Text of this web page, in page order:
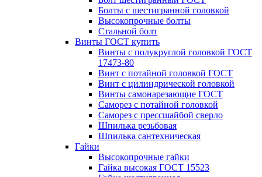
Болты с шестигранной головкой
Высокопрочные болты
Стальной болт
Винты ГОСТ купить
Винты с полукруглой головкой ГОСТ
17473-80
Винт с потайной головкой ГОСТ
Винт с цилиндрической головкой
Винты самонарезающие ГОСТ
Саморез с потайной головкой
Саморез с прессшайбой сверло
Шпилька резьбовая
Шпилька сантехническая
Гайки
Высокопрочные гайки
Гайка высокая ГОСТ 15523